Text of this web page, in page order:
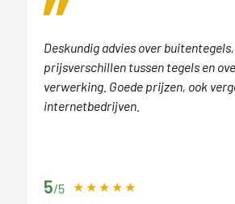
Deskundig advies over
prijsverschillen tussen tegels en
verwerking. Goede prijzen, ook
internetbedrijven.
5/5